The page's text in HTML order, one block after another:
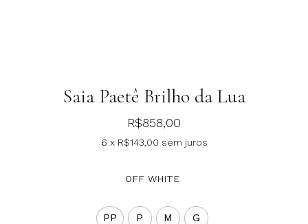
Saia Paetê Brilho da Lua
R$858,00
6 x R$143,00 sem juros
OFF WHITE
PP P M G